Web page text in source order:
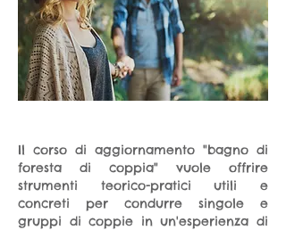
Il corso di aggiornamento "bagno di
foresta di coppia" vuole offrire
strumenti teorico-pratici utili e
concreti per condurre singole e
gruppi di coppie in un'esperienza di